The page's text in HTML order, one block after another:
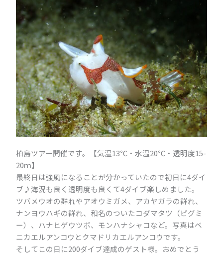
柏島ツアー開催です。【気温13℃・水温20℃・透明度15-
20ｍ】
最終日は強風になることが分かっていたので初日に4ダイ
ブ♪海況も良く透明度も良くて4ダイブ楽しめました。
ツバメウオの群れやアオウミガメ、アカヤガラの群れ、
ナンヨウハギの群れ、和名のついたコダマタツ（ピグミ
ー）、ハナヒゲウツボ、モンハナシャコなど。写真はベ
ニカエルアンコウとクマドリカエルアンコウです。
そしてこの日に200ダイブ達成のゲスト様。おめでとう